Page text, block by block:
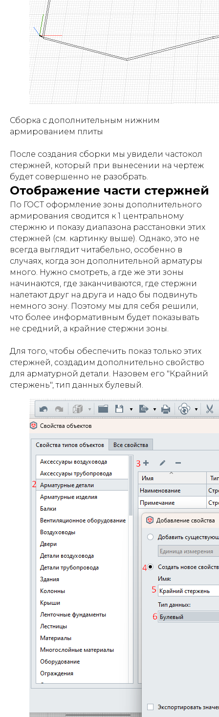
Сборка с дополнительным нижним
армированием плиты
После создания сборки мы увидели частокол
стержней, который при вынесении на чертеж
будет совершенно не разобрать.
Отображение части стержней
По ГОСТ оформление зоны дополнительного
армирования сводится к 1 центральному
стержню и показу диапазона расстановки этих
стержней (см. картинку выше). Однако, это не
всегда выглядит читабельно, особенно в
случаях, когда зон дополнительной арматуры
много. Нужно смотреть, а где же эти зоны
начинаются, где заканчиваются, где стержни
налетают друг на друга и надо бы подвинуть
немного зону. Поэтому мы для себя решили,
что более информативным будет показывать
не средний, а крайние стержни зоны.
Для того, чтобы обеспечить показ только этих
стержней, создадим дополнительно свойство
для арматурной детали. Назовем его "Крайний
стержень", тип данных булевый.